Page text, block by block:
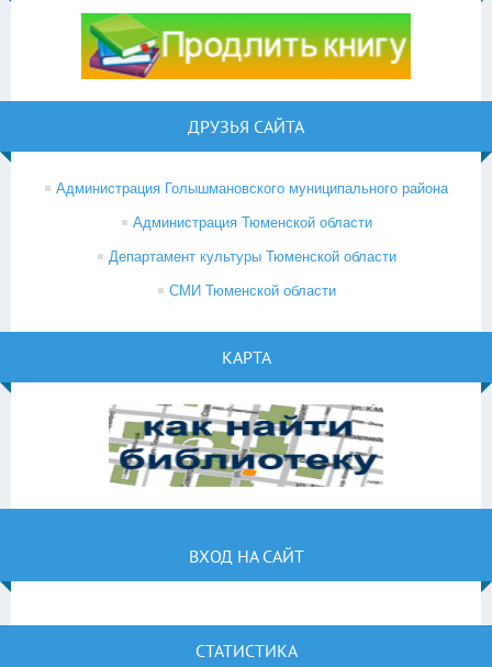
ДРУЗЬЯ САЙТА
Администрация Голышмановского муниципального района
Администрация Тюменской области
Департамент культуры Тюменской области
СМИ Тюменской области
КАРТА
ВХОД НА САЙТ
СТАТИСТИКА